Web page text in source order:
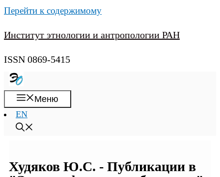
Перейти к содержимому
Институт этнологии и антропологии РАН
ISSN 0869-5415
Меню
EN
Худяков Ю.С. - Публикации в